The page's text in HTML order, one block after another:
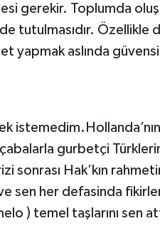
gerekir. Toplumda
tutulmasıdır. Özellikle
yapmak aslında
gurbetçi
sonrası Hak’kın
sen her defasinda
) temel taşlarını sen